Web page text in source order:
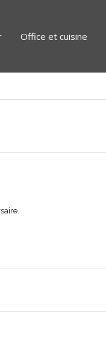
Office et cuisine